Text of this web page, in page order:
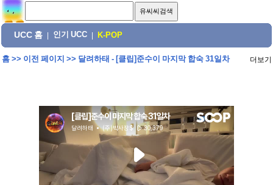
UCC 홈 인기 UCC K-POP
홈>> 이전 페이지 >> 달려하태 - [클립]준수이 마지막 합숙 31일차 더보기